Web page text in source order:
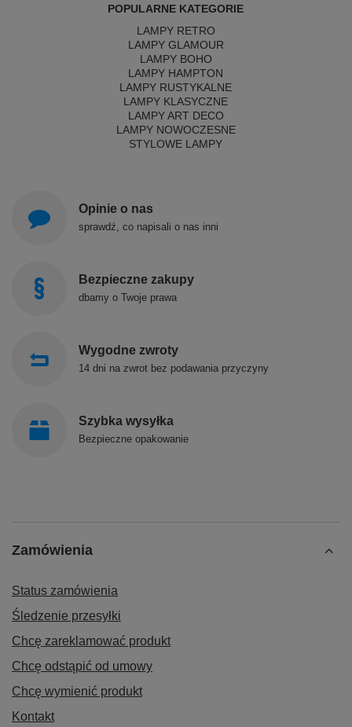
POPULARNE KATEGORIE
LAMPY RETRO
LAMPY GLAMOUR
LAMPY BOHO
LAMPY HAMPTON
LAMPY RUSTYKALNE
LAMPY KLASYCZNE
LAMPY ART DECO
LAMPY NOWOCZESNE
STYLOWE LAMPY
Opinie o nas
sprawdź, co napisali o nas inni
Bezpieczne zakupy
dbamy o Twoje prawa
Wygodne zwroty
14 dni na zwrot bez podawania przyczyny
Szybka wysyłka
Bezpieczne opakowanie
Zamówienia
Status zamówienia
Śledzenie przesyłki
Chcę zareklamować produkt
Chcę odstąpić od umowy
Chcę wymienić produkt
Kontakt